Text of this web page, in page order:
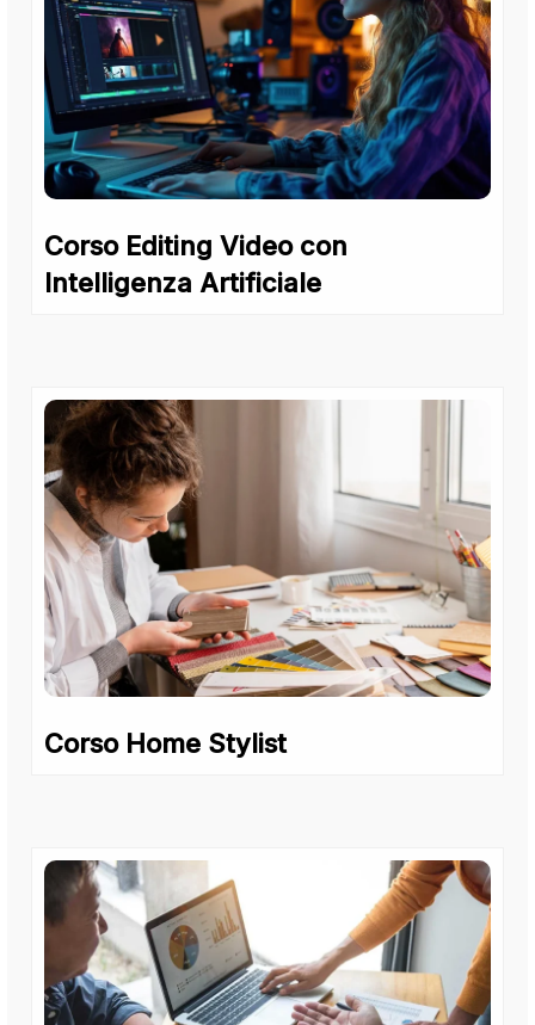
Corso Editing Video con
Intelligenza Artificiale
Corso Home Stylist